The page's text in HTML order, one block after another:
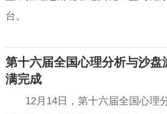
台。
第十六届全国心理分析与沙盘
满完成
12月14日，第十六届全国心理